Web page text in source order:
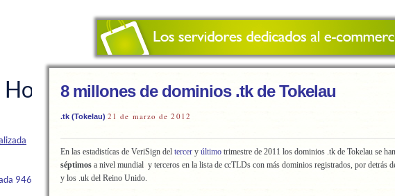
8 millones de dominios .tk de Tokelau
.tk (Tokelau) 21 de marzo de 2012
En las estadistícas de VeriSign del tercer y último trimestre de 2011 los dominios .tk de Tokelau se
séptimos a nivel mundial y terceros en la lista de ccTLDs con más dominios registrados, por detrás
y los .uk del Reino Unido.